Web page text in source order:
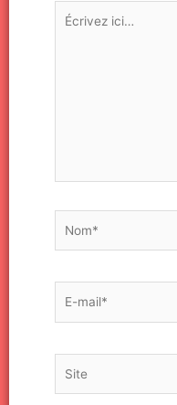
Écrivez
ici…
mail*